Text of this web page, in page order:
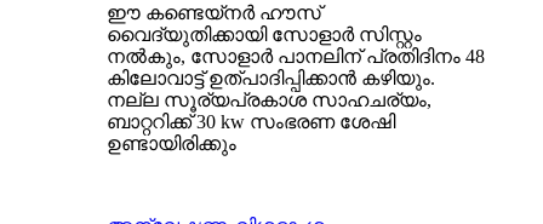
ഈ കണ്ടെയ്‌നർ ഹൗസ്
വൈദ്യുതിക്കായി സോളാർ സിസ്റ്റം
നൽകും, സോളാർ പാനലിന് പ്രതിദിനം 48
കിലോവാട്ട് ഉത്പാദിപ്പിക്കാൻ കഴിയും.
നല്ല സൂര്യപ്രകാശ സാഹചര്യം,
ബാറ്ററിക്ക് 30 kw സംഭരണ ​​ശേഷി
ഉണ്ടായിരിക്കും